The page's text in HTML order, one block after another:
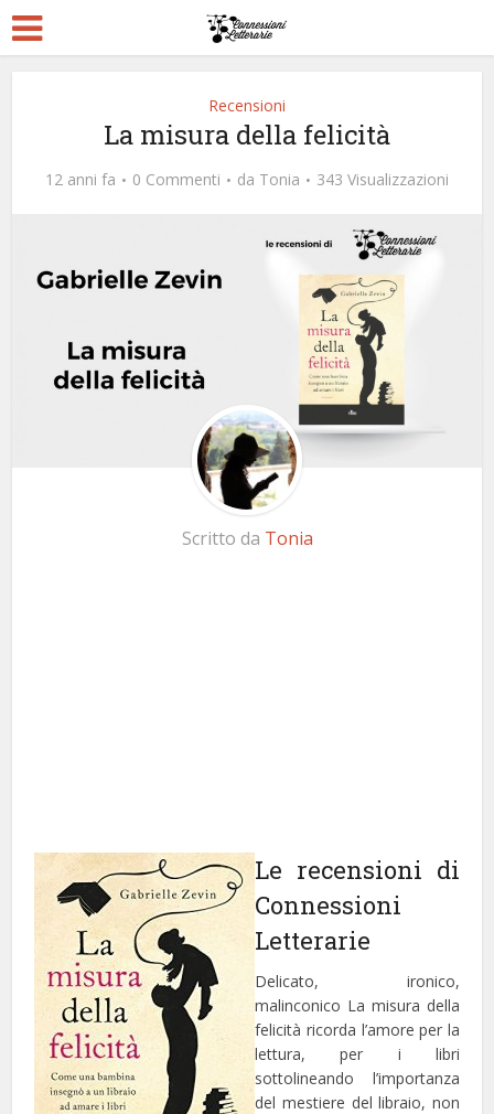
Recensioni
La misura della felicità
12 anni fa 0 Commenti da Tonia 343 Visualizzazioni
Scritto da Tonia
Le recensioni di
Connessioni
Letterarie
Delicato, ironico,
malinconico La misura della
felicità ricorda l’amore per la
lettura, per i libri
sottolineando l’importanza
del mestiere del libraio, non